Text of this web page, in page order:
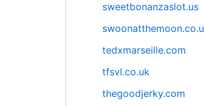
sweetbonanzaslot.us
tedxmarseille.com
tfsvl.co.uk
thegoodjerky.com